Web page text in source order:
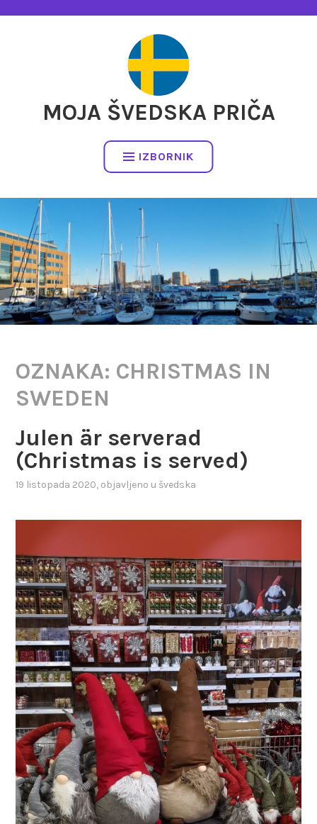
MOJA ŠVEDSKA PRIČA
IZBORNIK
OZNAKA: CHRISTMAS IN
SWEDEN
Julen är serverad
(Christmas is served)
19 listopada 2020, objavljeno u švedska